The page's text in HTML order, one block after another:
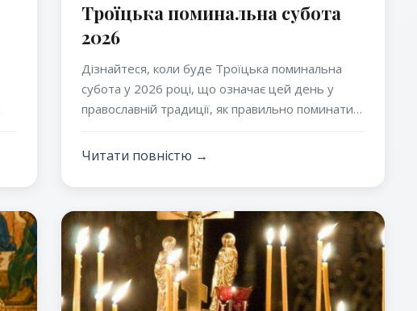
Троїцька поминальна субота
2026
Дізнайтеся, коли буде Троїцька поминальна
субота у 2026 році, що означає цей день у
православній традиції, як правильно поминати
Святої Трійці.
Читати повністю →